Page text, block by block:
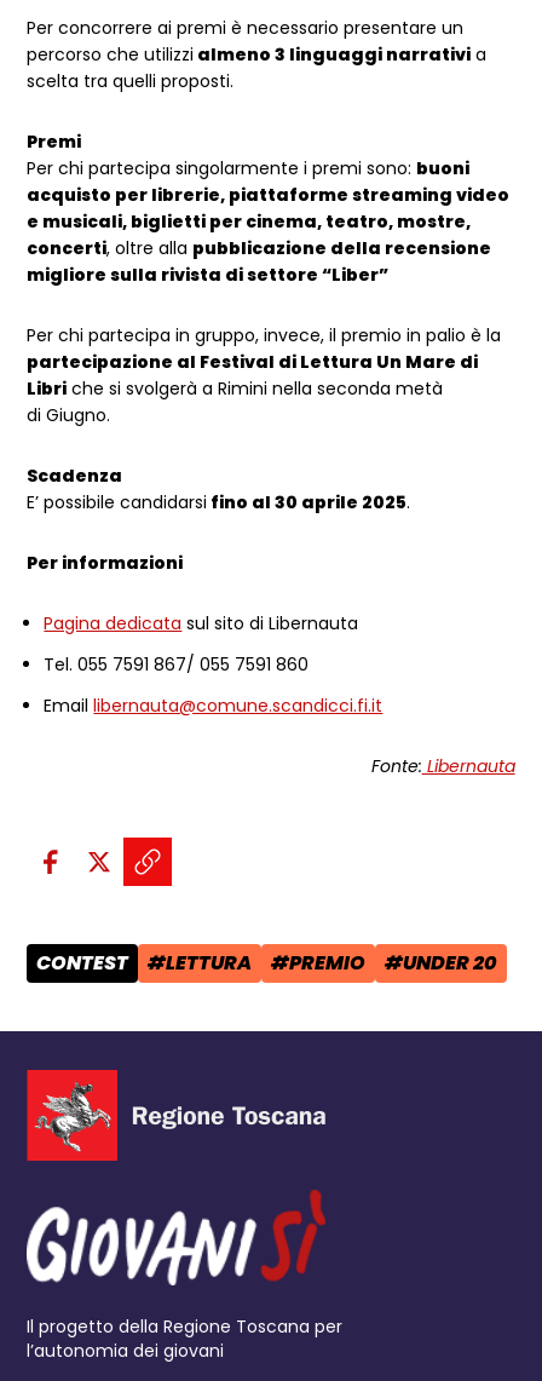
Per concorrere ai premi è necessario presentare un
percorso che utilizzi almeno 3 linguaggi narrativi a
scelta tra quelli proposti.
Premi
Per chi partecipa singolarmente i premi sono: buoni
acquisto per librerie, piattaforme streaming video
e musicali, biglietti per cinema, teatro, mostre,
concerti, oltre alla pubblicazione della recensione
migliore sulla rivista di settore “Liber”
Per chi partecipa in gruppo, invece, il premio in palio è la
partecipazione al Festival di Lettura Un Mare di
Libri che si svolgerà a Rimini nella seconda metà
di Giugno.
Scadenza
E’ possibile candidarsi fino al 30 aprile 2025.
Per informazioni
Pagina dedicata sul sito di Libernauta
Tel. 055 7591 867/ 055 7591 860
Emaillibernauta@comune.scandicci.fi.it
Fonte: Libernauta
Condividi sui social:
Condividi su Facebook - apre
Condividi su X - apre una
Copia il link e condividi -
CATEGORIA POST:
CONTEST TAG:
#LETTURA TAG:
#PREMIO TAG:
#UNDER 20
Il progetto della Regione Toscana per
l’autonomia dei giovani